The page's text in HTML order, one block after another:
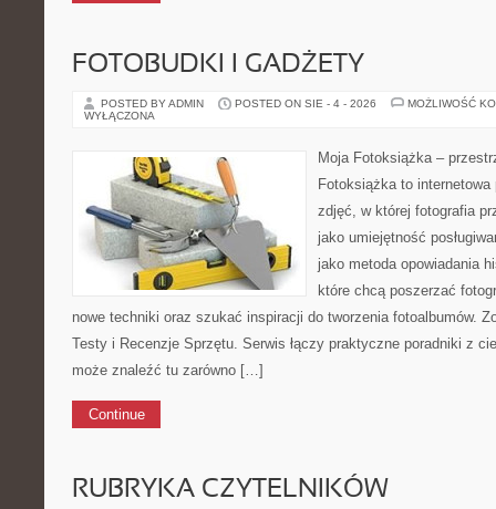
FOTOBUDKI I GADŻETY
POSTED BY ADMIN POSTED ON SIE - 4 - 2026
MOŻLIWOŚĆ
WYŁĄCZONA
Moja Fotoksiążka –
Fotoksiążka to internetowa
zdjęć, w której fotografia
jako umiejętność
jako metoda opowiadania
które chcą poszerzać
nowe techniki oraz szukać inspiracji do tworzenia fotoalbumów.
Testy i Recenzje Sprzętu. Serwis łączy praktyczne poradniki z
może znaleźć tu zarówno […]
Continue
RUBRYKA CZYTELNIKÓW